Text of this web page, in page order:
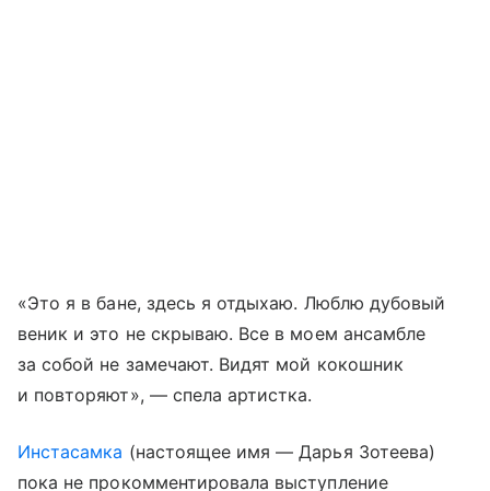
«Это я в бане, здесь я отдыхаю. Люблю дубовый
веник и это не скрываю. Все в моем ансамбле
за собой не замечают. Видят мой кокошник
и повторяют», — спела артистка.
Инстасамка (настоящее имя — Дарья Зотеева)
пока не прокомментировала выступление